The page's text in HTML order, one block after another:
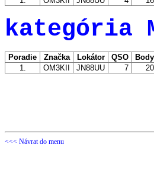
kategória
Poradie Značka Lokátor QSO Body
1.
OM3KII JN88UU 7 20
<<< Návrat do menu